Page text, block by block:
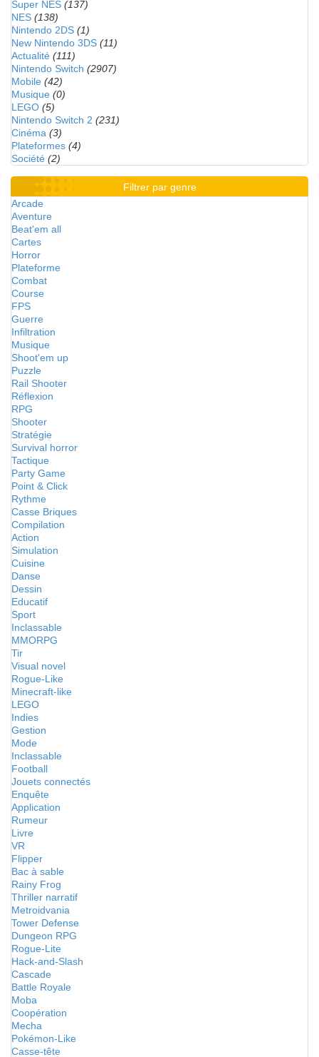
Super NES (137)
NES (138)
Nintendo 2DS (1)
New Nintendo 3DS (11)
Actualité (111)
Nintendo Switch (2907)
Mobile (42)
Musique (0)
LEGO (5)
Nintendo Switch 2 (231)
Cinéma (3)
Plateformes (4)
Société (2)
Filtrer par genre
Arcade
Aventure
Beat'em all
Cartes
Horror
Plateforme
Combat
Course
FPS
Guerre
Infiltration
Musique
Shoot'em up
Puzzle
Rail Shooter
Réflexion
RPG
Shooter
Stratégie
Survival horror
Tactique
Party Game
Point & Click
Rythme
Casse Briques
Compilation
Action
Simulation
Cuisine
Danse
Dessin
Educatif
Sport
Inclassable
MMORPG
Tir
Visual novel
Rogue-Like
Minecraft-like
LEGO
Indies
Gestion
Mode
Inclassable
Football
Jouets connectés
Enquête
Application
Rumeur
Livre
VR
Flipper
Bac à sable
Rainy Frog
Thriller narratif
Metroidvania
Tower Defense
Dungeon RPG
Rogue-Lite
Hack-and-Slash
Cascade
Battle Royale
Moba
Coopération
Mecha
Pokémon-Like
Casse-tête